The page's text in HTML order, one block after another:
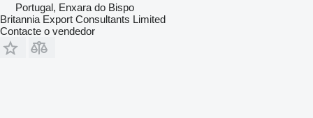
Portugal, Enxara do Bispo
Britannia Export Consultants Limited
Contacte o vendedor